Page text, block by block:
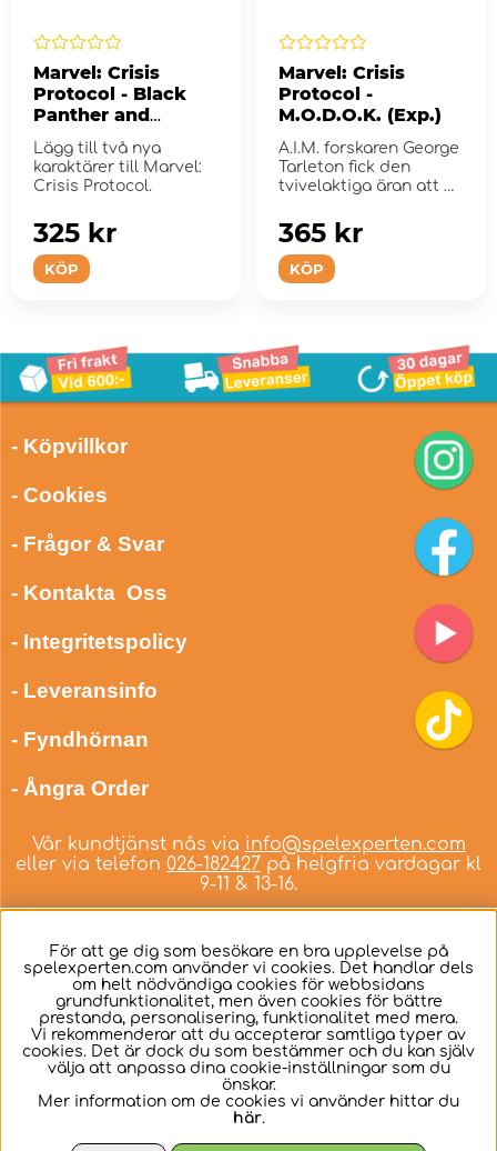
Marvel: Crisis
Protocol - Black
Panther and
Lägg till två nya
karaktärer till Marvel:
Crisis Protocol.
KÖP
325 kr
Marvel: Crisis
Protocol -
M.O.D.O.K. (Exp.)
A.I.M. forskaren George
Tarleton fick den
tvivelaktiga äran att bli
KÖP
365 kr
- Köpvillkor
- Cookies
- Frågor & Svar
- Kontakta Oss
- Integritetspolicy
- Leveransinfo
- Fyndhörnan
- Ångra Order
Vår kundtjänst nås via info@spelexperten.com
eller via telefon 026-182427 på helgfria vardagar kl
9-11 & 13-16.
Svenska
För att ge dig som besökare en bra upplevelse på
spelexperten.com använder vi cookies. Det handlar dels
om helt nödvändiga cookies för webbsidans
grundfunktionalitet, men även cookies för bättre
prestanda, personalisering, funktionalitet med mera.
Vi rekommenderar att du accepterar samtliga typer av
cookies. Det är dock du som bestämmer och du kan själv
välja att anpassa dina cookie-inställningar som du
önskar.
Mer information om de cookies vi använder hittar du
här.